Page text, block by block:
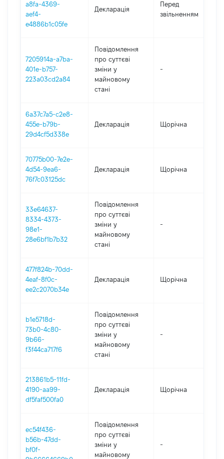
a8fa-4369-
aef4-
e4886b1c05fe
Декларація
Перед
звільненням
7205914a-a7ba-
401e-b757-
223a03cd2a84
Повідомлення
про суттєві
зміни y
майновому
стані
-
6a37c7a5-c2e8-
455e-b79b-
29d4cf5d338e
Декларація Щорічна
70775b00-7e2e-
4d54-9ea6-
76f7c03125dc
Декларація Щорічна
33e64637-
8334-4373-
98e1-
28e6bf1b7b32
Повідомлення
про суттєві
зміни y
майновому
стані
-
477f824b-70dd-
4eaf-8f0c-
ee2c2070b34e
Декларація Щорічна
b1e5718d-
73b0-4c80-
9b66-
f3f44ca717f6
Повідомлення
про суттєві
зміни y
майновому
стані
-
213861b5-11fd-
4190-aa99-
df5faf500fa0
Декларація Щорічна
ec54f436-
b56b-47dd-
bf0f-
Повідомлення
про суттєві
зміни y
майновому
-